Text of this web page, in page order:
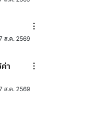
ส.ค. 2569
า
ส.ค. 2569